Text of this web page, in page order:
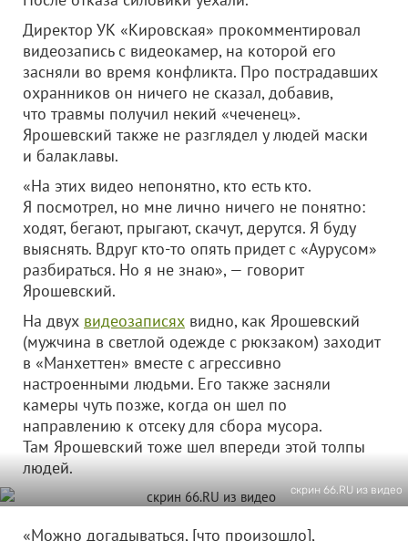
Директор УК «Кировская» прокомментировал
видеозапись с видеокамер, на которой его
засняли во время конфликта. Про пострадавших
охранников он ничего не сказал, добавив,
что травмы получил некий «чеченец».
Ярошевский также не разглядел у людей маски
и балаклавы.
«На этих видео непонятно, кто есть кто.
Я посмотрел, но мне лично ничего не понятно:
ходят, бегают, прыгают, скачут, дерутся. Я буду
выяснять. Вдруг кто-то опять придет с «Аурусом»
разбираться. Но я не знаю», — говорит
Ярошевский.
На двух видеозаписях видно, как Ярошевский
(мужчина в светлой одежде с рюкзаком) заходит
в «Манхеттен» вместе с агрессивно
настроенными людьми. Его также засняли
камеры чуть позже, когда он шел по
направлению к отсеку для сбора мусора.
Там Ярошевский тоже шел впереди этой толпы
людей.
скрин 66.RU из видео
«Можно догадываться, [что произошло],